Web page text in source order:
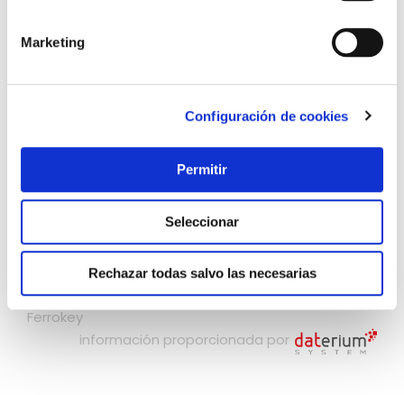
Marketing
Configuración de cookies
Permitir
Seleccionar
Rechazar todas salvo las necesarias